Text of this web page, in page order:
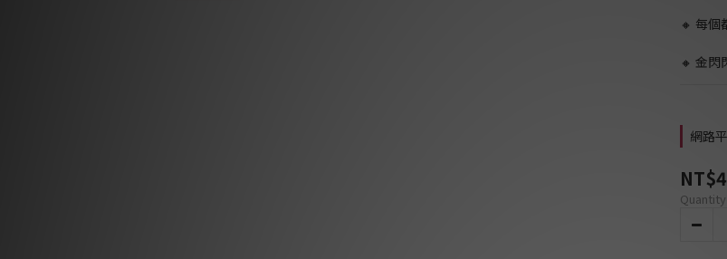
🔸 每
🔸 金閃
網路
Quantity